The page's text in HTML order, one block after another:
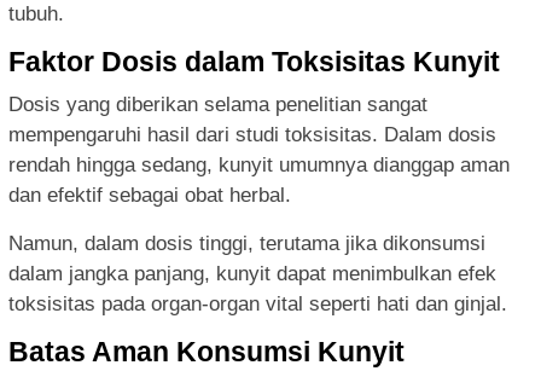
tubuh.
Faktor Dosis dalam Toksisitas Kunyit
Dosis yang diberikan selama penelitian sangat
mempengaruhi hasil dari studi toksisitas. Dalam dosis
rendah hingga sedang, kunyit umumnya dianggap aman
dan efektif sebagai obat herbal.
Namun, dalam dosis tinggi, terutama jika dikonsumsi
dalam jangka panjang, kunyit dapat menimbulkan efek
toksisitas pada organ-organ vital seperti hati dan ginjal.
Batas Aman Konsumsi Kunyit